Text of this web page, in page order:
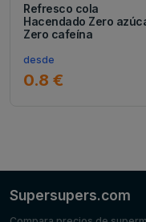
Refresco cola
Hacendado Zero
Zero cafeína
desde
0.8 €
Supersupers.com